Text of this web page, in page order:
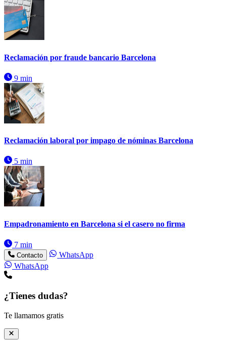
Reclamación por fraude bancario Barcelona
9 min
Reclamación laboral por impago de nóminas Barcelona
5 min
Empadronamiento en Barcelona si el casero no firma
7 min
Contacto
WhatsApp
WhatsApp
¿Tienes dudas?
Te llamamos gratis